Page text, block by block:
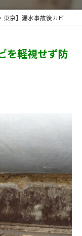
漏水事故後カビを軽視せず防カビ工事をしましょう
を軽視せず防